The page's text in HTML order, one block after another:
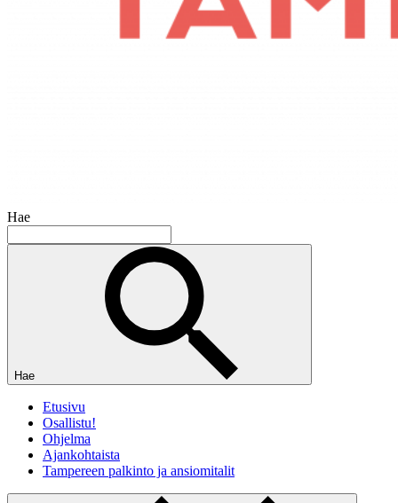
Hae
Hae
Etusivu
Osallistu!
Ohjelma
Ajankohtaista
Tampereen palkinto ja ansiomitalit